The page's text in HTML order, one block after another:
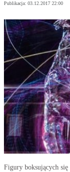
Publikacja: 03.12.2017 22:00
Figury boksujących